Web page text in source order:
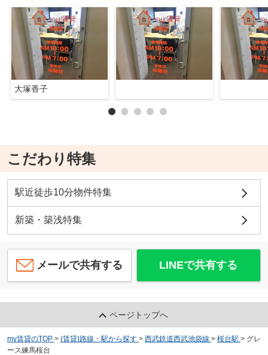
大塚香子
こだわり特集
駅近徒歩10分物件特集
新築・築浅特集
メールで共有する LINEで共有する
ページトップへ
my賃貸のTOP > (賃貸)路線・駅から探す > 西武鉄道西武池袋線 > 桜台駅 > グレ
ース練馬桜台